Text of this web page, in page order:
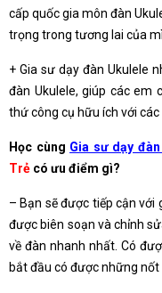
cấp quốc gia môn đàn
trọng trong tương lai của
+ Gia sư dạy đàn Ukulele
đàn Ukulele, giúp các em
thứ công cụ hữu ích với các
Học cùng Gia sư dạy
Trẻ có ưu điểm gì?
– Bạn sẽ được tiếp cận với
được biên soạn và chỉnh
về đàn nhanh nhất. Có
bắt đầu có được những